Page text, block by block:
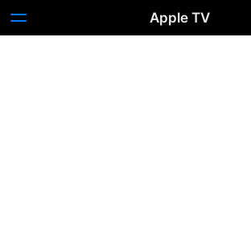
Apple TV